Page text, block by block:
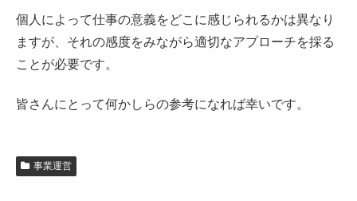
個人によって仕事の意義をどこに感じられるかは異なり
ますが、それの感度をみながら適切なアプローチを採る
ことが必要です。
皆さんにとって何かしらの参考になれば幸いです。
事業運営